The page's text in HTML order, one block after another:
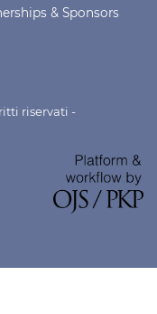
& Sponsors
riservati -